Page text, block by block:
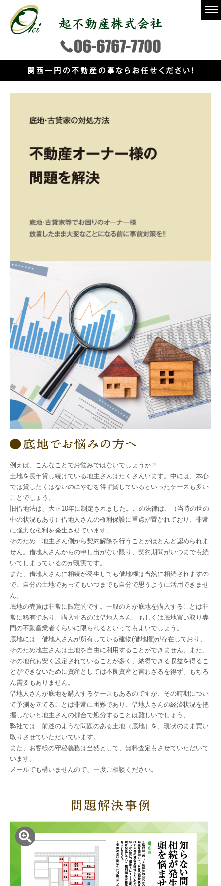
例えば、こんなことでお悩みではないでしょうか？
土地を長年貸し続けている地主さんはたくさんいます。中には、本心
では貸したくはないのにやむを得ず貸しているといったケースも多い
ことでしょう。
旧借地法は、大正10年に制定されました。この法律は、（当時の世の
中の状況もあり）借地人さんの権利保護に重点が置かれており、非常
に強力な権利を発生させています。
そのため、地主さん側から契約解除を行うことがほとんど認められま
せん。借地人さんからの申し出がない限り、契約期間がいつまでも続
いてしまっているのが現実です。
また、借地人さんに相続が発生しても借地権は当然に相続されますの
で、自分の土地であってもいつまでも自分で思うように活用できませ
ん。
底地の売買は非常に限定的です。一般の方が底地を購入することは非
常に稀有であり、購入するのは借地人さん、もしくは底地買い取り専
門の不動産業者くらいに限られるといってもよいでしょう。
底地には、借地人さんが所有している建物(借地権)が存在しており、
そのため地主さんは土地を自由に利用することができません。また、
その地代も安く設定されていることが多く、納得できる収益を得るこ
とができないために資産としては不良資産と言わざるを得ず、もちろ
ん需要もありません。
借地人さんが底地を購入するケースもあるのですが、その時期につい
て予測を立てることは非常に困難であり、借地人さんの経済状況を把
握しないと地主さんの都合で処分することは難しいでしょう。
弊社では、前述のような問題のある土地（底地）を、現状のまま買い
取りさせていただいています。
また、お客様の守秘義務は当然として、無料査定もさせていただいて
います。
メールでも構いませんので、一度ご相談ください。